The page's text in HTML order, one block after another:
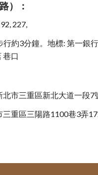
）：
227,
約3分鐘。地標: 第一銀
巷口
市三重區新北大道一段7
重區三陽路1100巷3弄